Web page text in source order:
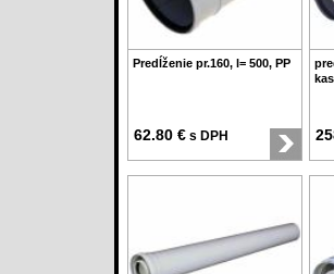
Predĺženie pr.160, l= 500, PP
62.80 € s DPH